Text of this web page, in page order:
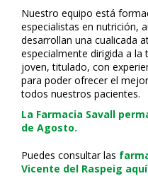
Nuestro equipo está
especialistas en nutrición,
desarrollan una cualificada
especialmente dirigida a la
joven, titulado, con
para poder ofrecer el
todos nuestros pacientes.
La Farmacia Savall
de Agosto.
Puedes consultar las
Vicente del Raspeig aquí